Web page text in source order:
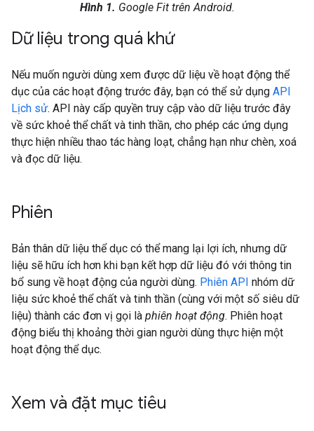
Hình 1. Google Fit trên Android.
Dữ liệu trong quá khứ
Nếu muốn người dùng xem được dữ liệu về hoạt động thể
dục của các hoạt động trước đây, bạn có thể sử dụng API
Lịch sử. API này cấp quyền truy cập vào dữ liệu trước đây
về sức khoẻ thể chất và tinh thần, cho phép các ứng dụng
thực hiện nhiều thao tác hàng loạt, chẳng hạn như chèn, xoá
và đọc dữ liệu.
Phiên
Bản thân dữ liệu thể dục có thể mang lại lợi ích, nhưng dữ
liệu sẽ hữu ích hơn khi bạn kết hợp dữ liệu đó với thông tin
bổ sung về hoạt động của người dùng. Phiên API nhóm dữ
liệu sức khoẻ thể chất và tinh thần (cùng với một số siêu dữ
liệu) thành các đơn vị gọi là phiên hoạt động. Phiên hoạt
động biểu thị khoảng thời gian người dùng thực hiện một
hoạt động thể dục.
Xem và đặt mục tiêu